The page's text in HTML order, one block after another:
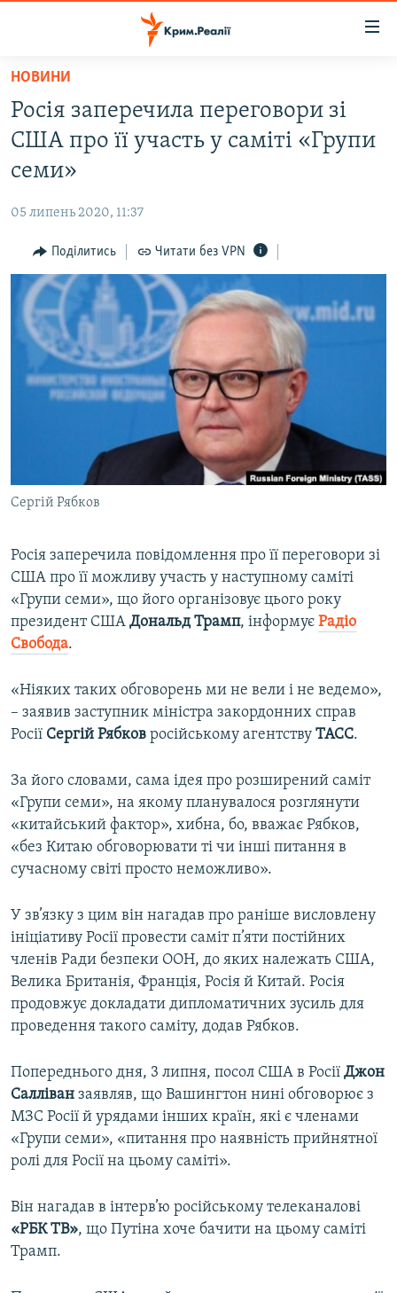
Перейти
основного
матеріалу
до
основної
Перейти
до
пошуку
ВІДЕО ТА ФОТО
БЛОГИ
ПОГЛЯД
ІНТЕРВ'Ю
ВСЕ ЗА ДЕНЬ
СПЕЦПРОЕКТИ
ДЕПОРТАЦІЯ
СВІДЧЕННЯ ОКУПАЦІЇ
УКРАЇНСЬКА ПРОБЛЕМА КРИМУ
ІНФОГРАФІКА
ЯК ОБІЙТИ БЛОКУВАННЯ
ДОЛУЧАЙСЯ!
Усі сайти RFE/RL
НОВИНИ
Росія заперечила переговори зі
США про її участь у саміті «Групи
семи»
05 липень 2020, 11:37
Поділитись Читати без VPN
Сергій Рябков
Росія заперечила повідомлення про її переговори зі
США про її можливу участь у наступному саміті
«Групи семи», що його організовує цього року
президент США Дональд Трамп, інформує Радіо
Свобода.
«Ніяких таких обговорень ми не вели і не ведемо»,
– заявив заступник міністра закордонних справ
Росії Сергій Рябков російському агентству ТАСС.
За його словами, сама ідея про розширений саміт
«Групи семи», на якому планувалося розглянути
«китайський фактор», хибна, бо, вважає Рябков,
«без Китаю обговорювати ті чи інші питання в
сучасному світі просто неможливо».
У зв’язку з цим він нагадав про раніше висловлену
ініціативу Росії провести саміт п’яти постійних
членів Ради безпеки ООН, до яких належать США,
Велика Британія, Франція, Росія й Китай. Росія
продовжує докладати дипломатичних зусиль для
проведення такого саміту, додав Рябков.
Попереднього дня, 3 липня, посол США в Росії Джон
Салліван заявляв, що Вашингтон нині обговорює з
МЗС Росії й урядами інших країн, які є членами
«Групи семи», «питання про наявність прийнятної
ролі для Росії на цьому саміті».
Він нагадав в інтерв’ю російському телеканалові
«РБК ТВ», що Путіна хоче бачити на цьому саміті
Трамп.